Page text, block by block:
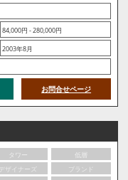
84,000円 - 280,000円
2003年8月
お問合せページ
タワー
低層
デザイナーズ
ブランド